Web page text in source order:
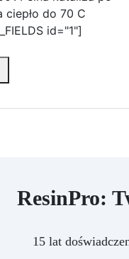
ciepło do 70 C
id="1"]
ResinPro:
15 lat